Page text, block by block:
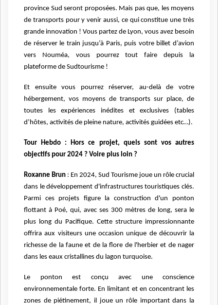
province Sud seront proposées. Mais pas que, les moyens
de transports pour y venir aussi, ce qui constitue une très
grande innovation ! Vous partez de Lyon, vous avez besoin
de réserver le train jusqu’à Paris, puis votre billet d’avion
vers Nouméa, vous pourrez tout faire depuis la
plateforme de Sudtourisme !
Et ensuite vous pourrez réserver, au-delà de votre
hébergement, vos moyens de transports sur place, de
toutes les expériences inédites et exclusives (tables
d’hôtes, activités de pleine nature, activités guidées etc…).
Tour Hebdo : Hors ce projet, quels sont vos autres
objectifs pour 2024 ? Voire plus loin ?
Roxanne Brun : En 2024, Sud Tourisme joue un rôle crucial
dans le développement d'infrastructures touristiques clés.
Parmi ces projets figure la construction d'un ponton
flottant à Poé, qui, avec ses 300 mètres de long, sera le
plus long du Pacifique. Cette structure impressionnante
offrira aux visiteurs une occasion unique de découvrir la
richesse de la faune et de la flore de l'herbier et de nager
dans les eaux cristallines du lagon turquoise.
Le ponton est conçu avec une conscience
environnementale forte. En limitant et en concentrant les
zones de piétinement, il joue un rôle important dans la